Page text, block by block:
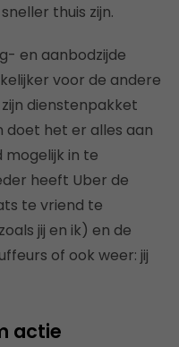
thuis zijn.
en aanbodzijde
voor de andere
dienstenpakket
het er alles aan
mogelijk in te
heeft Uber de
te vriend te
jij en ik) en de
of ook weer: jij
actie